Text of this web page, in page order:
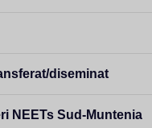
diseminat
NEETs Sud-Muntenia